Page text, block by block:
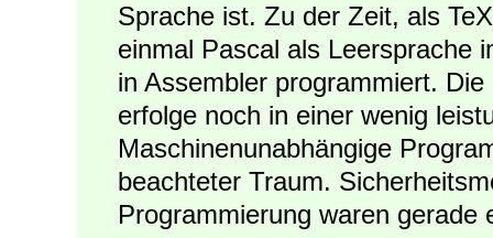
Sprache ist. Zu der Zeit, als
einmal Pascal als Leersprache
in Assembler programmiert.
erfolge noch in einer wenig
Maschinenunabhängige
beachteter Traum.
Programmierung waren gerade